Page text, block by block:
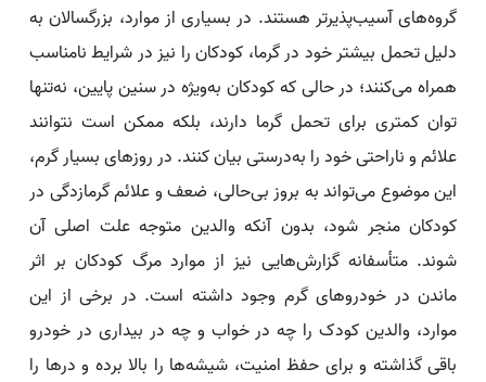
گروه‌های آسیب‌پذیرتر هستند. در بسیاری از موارد، بزرگسالان به
دلیل تحمل بیشتر خود در گرما، کودکان را نیز در شرایط نامناسب
همراه می‌کنند؛ در حالی که کودکان به‌ویژه در سنین پایین، نه‌تنها
توان کمتری برای تحمل گرما دارند، بلکه ممکن است نتوانند
علائم و ناراحتی خود را به‌درستی بیان کنند. در روزهای بسیار گرم،
این موضوع می‌تواند به بروز بی‌حالی، ضعف و علائم گرمازدگی در
کودکان منجر شود، بدون آنکه والدین متوجه علت اصلی آن
شوند. متأسفانه گزارش‌هایی نیز از موارد مرگ کودکان بر اثر
ماندن در خودروهای گرم وجود داشته است. در برخی از این
موارد، والدین کودک را چه در خواب و چه در بیداری در خودرو
باقی گذاشته و برای حفظ امنیت، شیشه‌ها را بالا برده و درها را